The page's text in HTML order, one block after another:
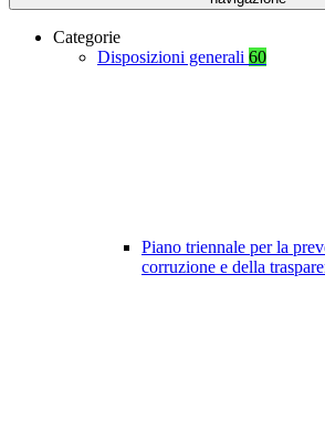
Categorie
Disposizioni generali 60
Piano triennale per la
corruzione e della